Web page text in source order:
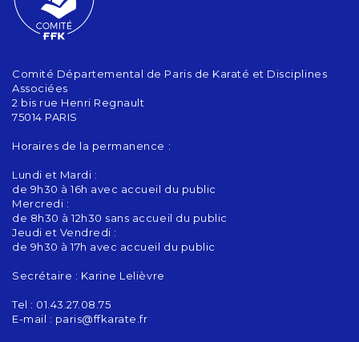
Comité Départemental de Paris de Karaté et Disciplines
Associées
2 bis rue Henri Regnault
75014 PARIS
Horaires de la permanence :
Lundi et Mardi :
de 9h30 à 16h avec accueil du public
Mercredi :
de 8h30 à 12h30 sans accueil du public
Jeudi et Vendredi :
de 9h30 à 17h avec accueil du public
Secrétaire : Karine Lelièvre
Tel : 01.43.27.08.75
E-mail : paris@ffkarate.fr